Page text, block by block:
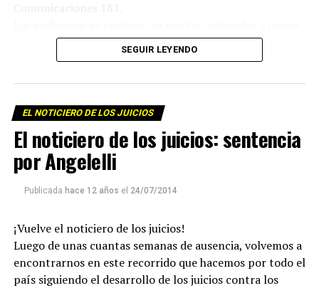
semana de por medio, desde las 9 hs en el Aula Magna de
la Universidad Nacional del Sur, Av. Colón 80, Bahía
Para descargar los archivos:www.radiolavaca.org
El noticiero de los juicios es de reproducción libre y
gratuita para todas las emisoras que nos escriban a
infolavaca@yahoo.com.ar
SEGUIR LEYENDO
EL NOTICIERO DE LOS JUICIOS
El noticiero de los juicios: sentencia
por Angelelli
Publicada hace 12 años el 24/07/2014
¡Vuelve el noticiero de los juicios!
Luego de unas cuantas semanas de ausencia, volvemos a
encontrarnos en este recorrido que hacemos por todo el
país siguiendo el desarrollo de los juicios contra los